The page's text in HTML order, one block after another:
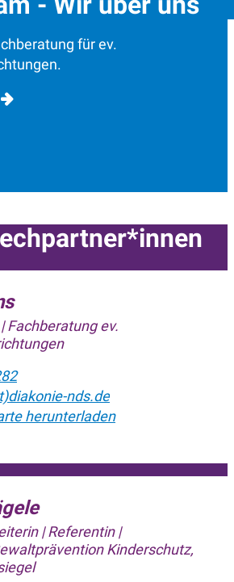
für ev.
Fachberatung ev.
nds.de
herunterladen
| Referentin |
Kinderschutz,